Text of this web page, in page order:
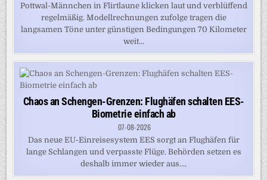
Pottwal-Männchen in Flirtlaune klicken laut und verblüffend
regelmäßig. Modellrechnungen zufolge tragen die
langsamen Töne unter günstigen Bedingungen 70 Kilometer
weit...
Chaos an Schengen-Grenzen: Flughäfen schalten EES-
Biometrie einfach ab
07-08-2026
Das neue EU-Einreisesystem EES sorgt an Flughäfen für
lange Schlangen und verpasste Flüge. Behörden setzen es
deshalb immer wieder aus....